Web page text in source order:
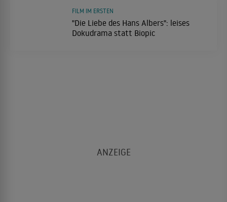
"Die Liebe des Hans Albers": leises
Dokudrama statt Biopic
FILM IM ERSTEN